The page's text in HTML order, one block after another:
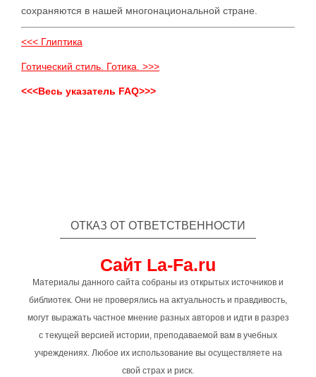
сохраняются в нашей многонациональной стране.
<<< Глиптика
Готический стиль. Готика. >>>
<<<Весь указатель FAQ>>>
ОТКАЗ ОТ ОТВЕТСТВЕННОСТИ
Сайт La-Fa.ru
Материалы данного сайта собраны из открытых источников и
библиотек. Они не проверялись на актуальность и правдивость,
могут выражать частное мнение разных авторов и идти в разрез
с текущей версией истории, преподаваемой вам в учебных
учреждениях. Любое их использование вы осуществляете на
свой страх и риск.